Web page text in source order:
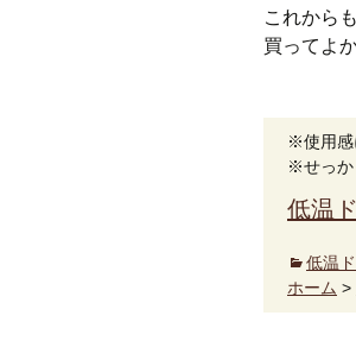
これから
買ってよ
※使用感
※せっか
低温
低温
ホーム >